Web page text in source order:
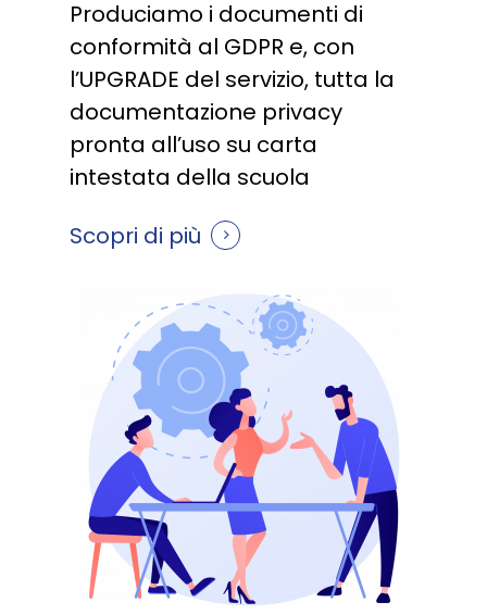
Produciamo i documenti di
conformità al GDPR e, con
l’UPGRADE del servizio, tutta la
documentazione privacy
pronta all’uso su carta
intestata della scuola
Scopri di più